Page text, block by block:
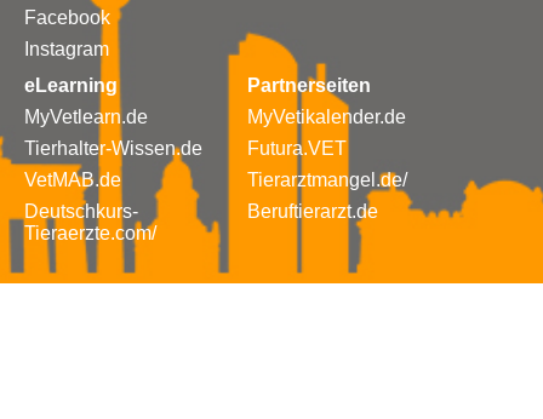
Facebook
Instagram
eLearning
MyVetlearn.de
Tierhalter-Wissen.de
VetMAB.de
Deutschkurs-
Tieraerzte.com/
Partnerseiten
MyVetikalender.de
Futura.VET
Tierarztmangel.de/
Beruftierarzt.de